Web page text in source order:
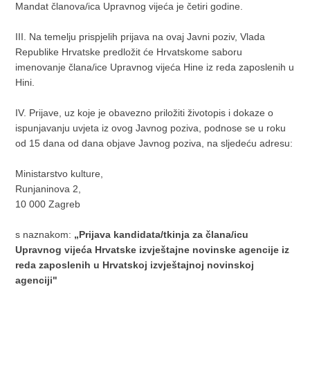
Mandat članova/ica Upravnog vijeća je četiri godine.
III. Na temelju prispjelih prijava na ovaj Javni poziv, Vlada
Republike Hrvatske predložit će Hrvatskome saboru
imenovanje člana/ice Upravnog vijeća Hine iz reda zaposlenih u
Hini.
IV. Prijave, uz koje je obavezno priložiti životopis i dokaze o
ispunjavanju uvjeta iz ovog Javnog poziva, podnose se u roku
od 15 dana od dana objave Javnog poziva, na sljedeću adresu:
Ministarstvo kulture,
Runjaninova 2,
10 000 Zagreb
s naznakom: „Prijava kandidata/tkinja za člana/icu
Upravnog vijeća Hrvatske izvještajne novinske agencije iz
reda zaposlenih u Hrvatskoj izvještajnoj novinskoj
agenciji"